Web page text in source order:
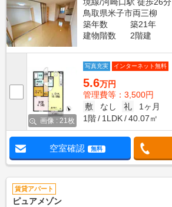
鳥取県米子市両三柳
築年数
築21年
建物階数
2階建
画像 : 21枚
写真充実 インターネット無料
5.6万円
管理費等：3,500円
敷
なし 礼
1ヶ月
1階
1LDK 40.07㎡
空室確認 無料
賃貸アパート
ピュアメゾン